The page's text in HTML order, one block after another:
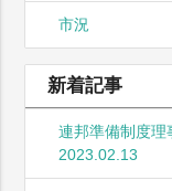
市況
新着記事
連邦準備制度理
2023.02.13